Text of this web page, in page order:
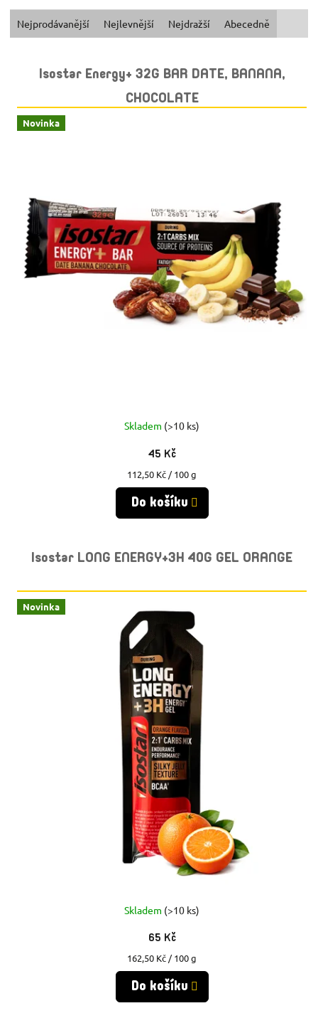
Ř
E
Nejprodávanější Nejlevnější Nejdražší Abecedně
P
Isostar Energy+ 32G BAR DATE, BANANA,
CHOCOLATE
Novinka
Skladem (>10 ks)
45 Kč
Měrná
cena:
112,50 Kč / 100 g
Do košíku
Isostar LONG ENERGY+3H 40G GEL ORANGE
Novinka
Skladem (>10 ks)
65 Kč
Měrná
cena:
162,50 Kč / 100 g
Do košíku